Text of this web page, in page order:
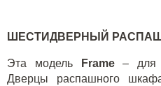
ШЕСТИДВЕРНЫЙ
Эта модель Frame
– для
Дверцы распашного